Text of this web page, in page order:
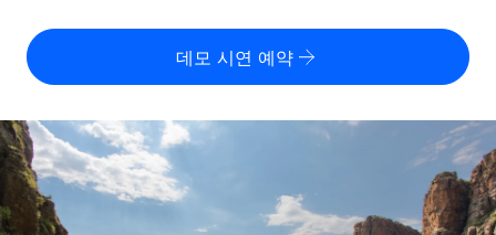
PEO
복잡한 고용 업무를 아웃소싱
Remote와 다른 솔루션 비교
다른 업체들과 비교해보기
성장 단계
스타트업
성장하는 기업을 위한 민첩한 글로벌 HR 및 급여 솔루션
국가별 총 인건비 계산
글로벌 계약직을 위한 통화 옵션과 지급 소요 시간 확인
REMOTE와 함께 배우기
한국어
English
Nederlands
Français
데모 시연 예약